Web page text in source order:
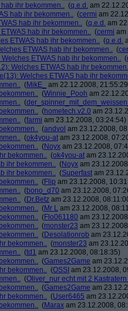
ihr bekommen.. (q.e.d. am
hab ihr bekommen.. (cermi am
hab ihr bekommen.. (q.e.d. am
hab ihr bekommen.. (cermi am
ETWAS hab ihr bekommen.. (q.e.d.
ETWAS hab ihr bekommen.. (
Welches ETWAS hab ihr bekommen.. (
Welches ETWAS hab ihr
Welches ETWAS hab ihr
(MikE_
am 22.12.2008,
(Winnie_Pooh am
(
(hometech.v2.0 am
(farmi am 23.12.2008, 03:24:54)
(andvol am 23.12.2008,
(ok4you-at am 23.12.2008,
(Noyx am 23.12.2008,
bekommen.. (ok4you-at am
ihr bekommen.. (Noyx am
ihr bekommen.. (Superfast am
(Flip am 23.12.2008,
(bono_d70 am 23.12.2008,
(Dr.Betz am 23.12.2008,
(Mr L am 23.12.2008,
(Flo061180 am
(monster23 am
(Desolationrob am
bekommen.. (monster23 am
(td1 am 23.12.2008, 08:18:35)
(Games2Game am
bekommen.. (OSSI am 23.12.2008,
(Oliver_nur echt mit 2
(Games2Game am
bekommen.. (User6465 am
(Marax am 23.12.2008,